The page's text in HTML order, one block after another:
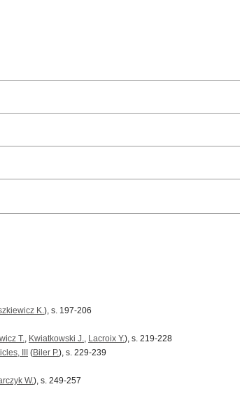
K.), s. 197-206
T., Kwiatkowski J., Lacroix Y.), s. 219-228
III (Biler P.), s. 229-239
W.), s. 249-257